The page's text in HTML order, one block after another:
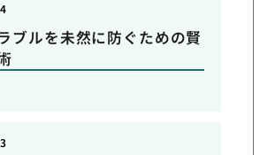
ブルを未然に防ぐための賢